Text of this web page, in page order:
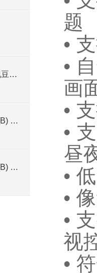
DS-2CD2D25DWD 海康威视豆干型小孔摄像机
海康威视DS-2CE16C5T-IT3(B) 130万红外防水同轴摄像机
海康威视DS-2CE56C5T-IT3(B) 130万像素红外半球摄像机
题
•
•
画
•
•
昼
•
•
•
视
•